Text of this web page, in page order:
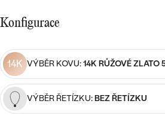
MOISSANIT
BAREVNÝ DIAMANT
ČERNÝ DIAMANT
SALT AND PEPPER
STŘÍBRO
PLATINA
DLE KAMENE
S DIAMANTY
DLE CENY
CENOVĚ DOSTUPNÉ
LUXUSNÍ
S DIAMANTY
S DRAHOKAMY
S PERLAMI
DLE CENY
S DRAHOKAMY
S PERLAMI
DLE CENY
Konfigurace
14K VÝBĚR KOVU:14K RŮŽOVÉ
VÝBĚR ŘETÍZKU:BEZ ŘETÍZKU